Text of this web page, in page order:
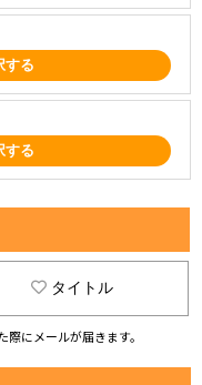
する
する
タイトル
にメールが届きます。